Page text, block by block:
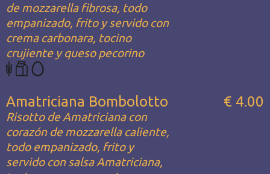
de mozzarella fibrosa, todo
empanizado, frito y servido con
crema carbonara, tocino
crujiente y queso pecorino
Amatriciana Bombolotto
Risotto de Amatriciana con
corazón de mozzarella caliente,
todo empanizado, frito y
servido con salsa Amatriciana,
€ 4.00